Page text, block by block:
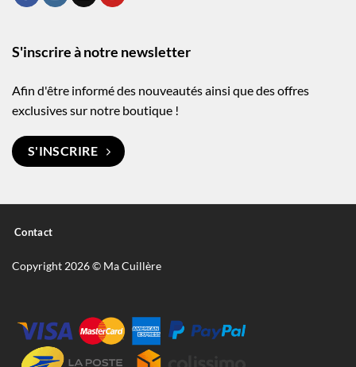
S'inscrire à notre newsletter
Afin d'être informé des nouveautés ainsi que des offres
exclusives sur notre boutique !
S'INSCRIRE
Contact
Copyright 2026 © Ma Cuillère